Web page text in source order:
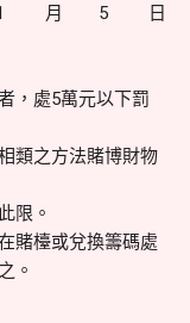
1 月 5 日
，處5萬元以下罰
類之方法賭博財物
限。
賭檯或兌換籌碼處
。